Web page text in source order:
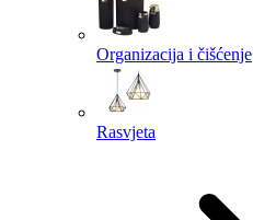
Organizacija i čišćenje
Rasvjeta